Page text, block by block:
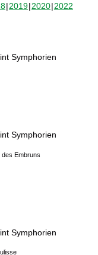
2019 2020 2022
Symphorien
Symphorien
des Embruns
Symphorien